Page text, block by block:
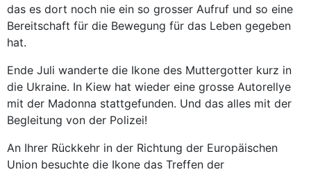
das es dort noch nie ein so grosser Aufruf und so eine
Bereitschaft für die Bewegung für das Leben gegeben
hat.
Ende Juli wanderte die Ikone des Muttergotter kurz in
die Ukraine. In Kiew hat wieder eine grosse Autorellye
mit der Madonna stattgefunden. Und das alles mit der
Begleitung von der Polizei!
An Ihrer Rückkehr in der Richtung der Europäischen
Union besuchte die Ikone das Treffen der